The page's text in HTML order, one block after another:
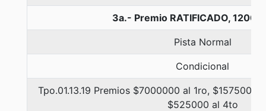
3a.- Premio RATIFICADO, 1200
Pista Normal
Condicional
Tpo.01.13.19 Premios $7000000 al 1ro,
$525000 al 4to